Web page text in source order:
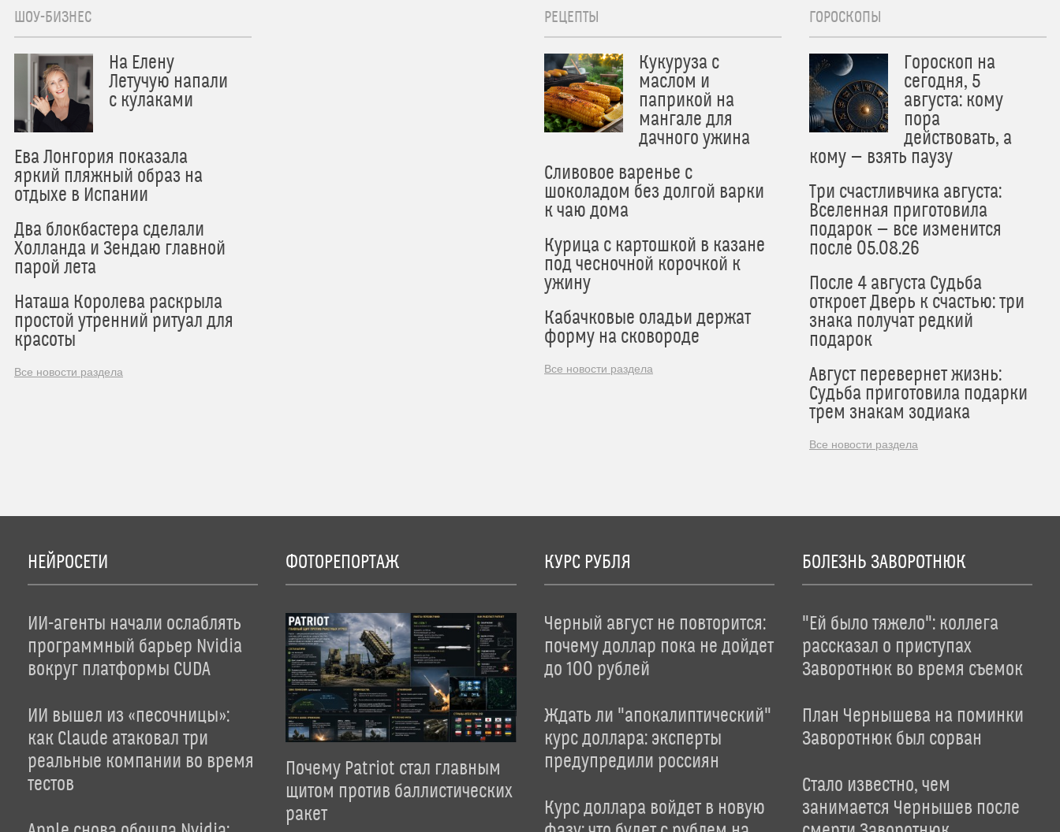
ШОУ-БИЗНЕС
На Елену
Летучую напали
с кулаками
Ева Лонгория показала
яркий пляжный образ на
отдыхе в Испании
Два блокбастера сделали
Холланда и Зендаю главной
парой лета
Наташа Королева раскрыла
простой утренний ритуал для
красоты
Все новости раздела
РЕЦЕПТЫ
Кукуруза с
маслом и
паприкой на
мангале для
дачного ужина
Сливовое варенье с
шоколадом без долгой варки
к чаю дома
Курица с картошкой в казане
под чесночной корочкой к
ужину
Кабачковые оладьи держат
форму на сковороде
Все новости раздела
ГОРОСКОПЫ
Гороскоп на
сегодня, 5
августа: кому
пора
действовать, а
кому — взять паузу
Три счастливчика августа:
Вселенная приготовила
подарок — все изменится
после 05.08.26
После 4 августа Судьба
откроет Дверь к счастью: три
знака получат редкий
подарок
Август перевернет жизнь:
Судьба приготовила подарки
трем знакам зодиака
Все новости раздела
НЕЙРОСЕТИ
ИИ-агенты начали ослаблять
программный барьер Nvidia
вокруг платформы CUDA
ИИ вышел из «песочницы»:
как Claude атаковал три
реальные компании во время
тестов
ФОТОРЕПОРТАЖ
Почему Patriot стал главным
щитом против баллистических
ракет
КУРС РУБЛЯ
Черный август не повторится:
почему доллар пока не дойдет
до 100 рублей
Ждать ли "апокалиптический"
курс доллара: эксперты
предупредили россиян
Курс доллара войдет в новую
БОЛЕЗНЬ ЗАВОРОТНЮК
"Ей было тяжело": коллега
рассказал о приступах
Заворотнюк во время съемок
План Чернышева на поминки
Заворотнюк был сорван
Стало известно, чем
занимается Чернышев после